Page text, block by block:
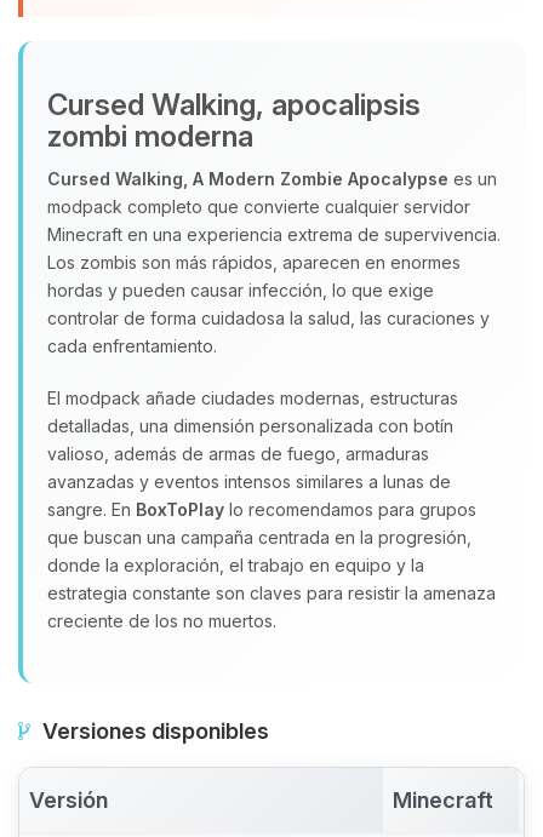
Cursed Walking, apocalipsis
zombi moderna
Cursed Walking, A Modern Zombie Apocalypse es un
modpack completo que convierte cualquier servidor
Minecraft en una experiencia extrema de supervivencia.
Los zombis son más rápidos, aparecen en enormes
hordas y pueden causar infección, lo que exige
controlar de forma cuidadosa la salud, las curaciones y
cada enfrentamiento.
El modpack añade ciudades modernas, estructuras
detalladas, una dimensión personalizada con botín
valioso, además de armas de fuego, armaduras
avanzadas y eventos intensos similares a lunas de
sangre. En BoxToPlay lo recomendamos para grupos
que buscan una campaña centrada en la progresión,
donde la exploración, el trabajo en equipo y la
estrategia constante son claves para resistir la amenaza
creciente de los no muertos.
Versiones disponibles
Versión Minecraft
hablar! Soy Choupy, tu pequeno
asistente de BoxToPlay. Cuentame
que necesitas y moveré mis
pequenos circuitos para ayudarte.
09/08/2026 15:46